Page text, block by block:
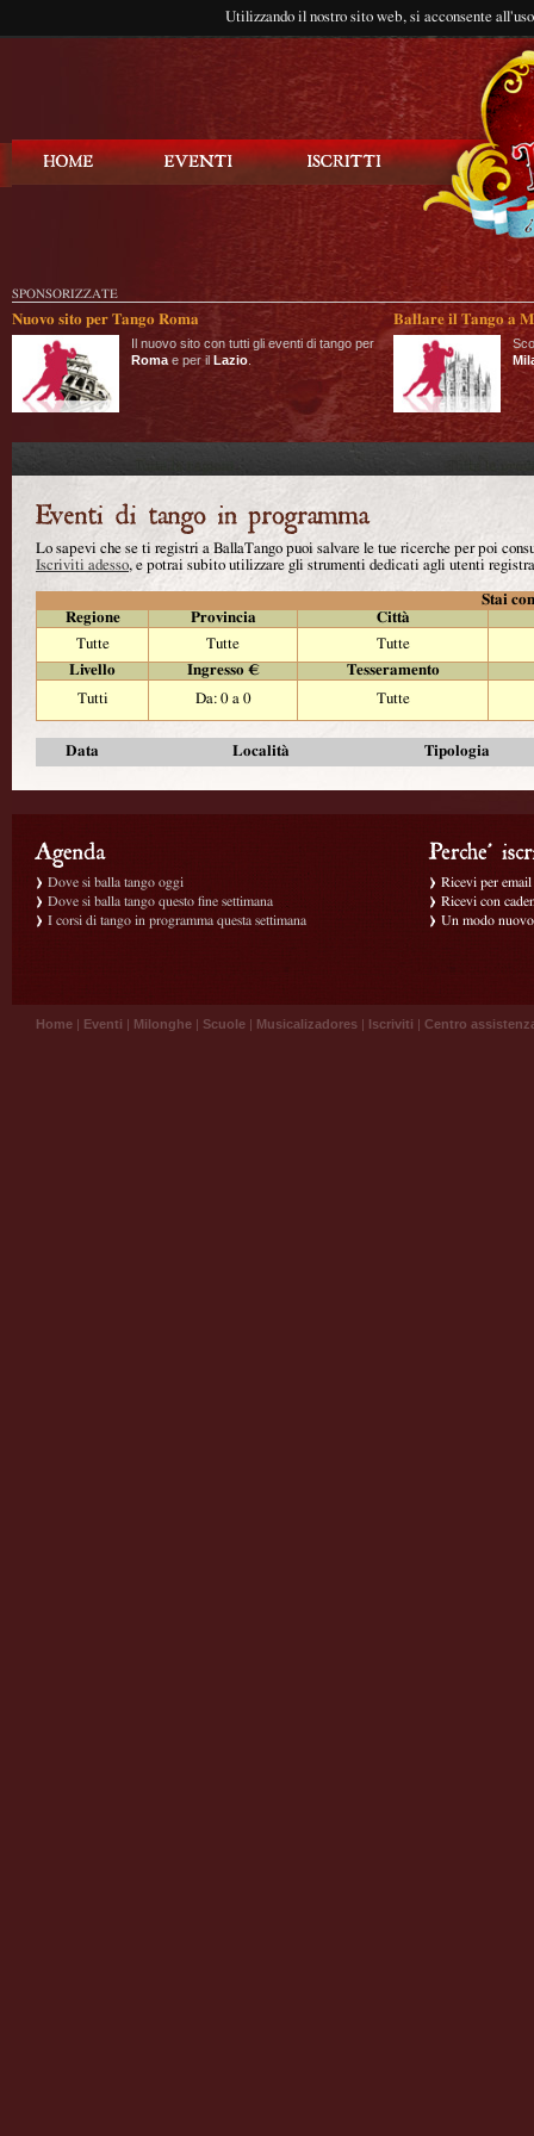
Utilizzando il nostro sito web, si acconsente
SPONSORIZZATE
Nuovo sito per Tango Roma
Il nuovo sito con tutti gli eventi di tango per
Roma e per il Lazio
Ballare il Tango a
Lo sapevi che se ti registri a BallaTango puoi salvare le tue ricerche per poi
Iscriviti adesso, e potrai subito utilizzare gli strumenti dedicati agli utenti
Stai
Regione
Provincia
Città
Tutte
Tutte
Tutte
Livello
Ingresso €
Tesseramento
Tutti
Da: 0 a 0 Tutte
Data Località Tipologia
Dove si balla tango oggi
Dove si balla tango questo fine settimana
I corsi di tango in programma questa settimana
Ricevi per
Ricevi con
Un modo
Home | Eventi | Milonghe | Scuole | Musicalizadores | Iscriviti | Centro